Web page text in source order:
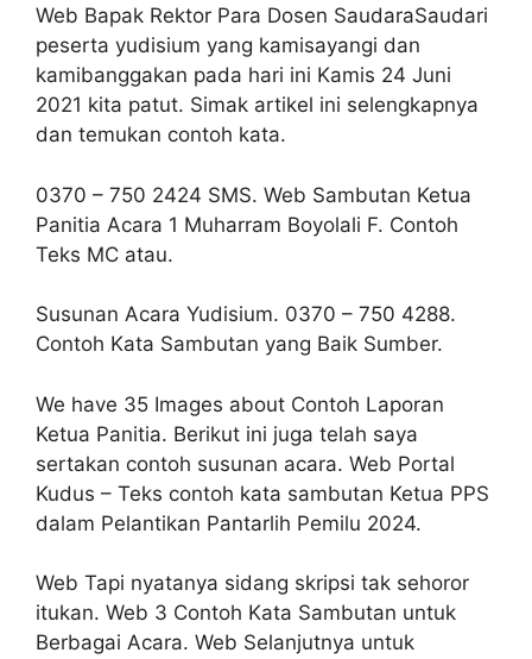
Web Bapak Rektor Para Dosen SaudaraSaudari
peserta yudisium yang kamisayangi dan
kamibanggakan pada hari ini Kamis 24 Juni
2021 kita patut. Simak artikel ini selengkapnya
dan temukan contoh kata.
0370 – 750 2424 SMS. Web Sambutan Ketua
Panitia Acara 1 Muharram Boyolali F. Contoh
Teks MC atau.
Susunan Acara Yudisium. 0370 – 750 4288.
Contoh Kata Sambutan yang Baik Sumber.
We have 35 Images about Contoh Laporan
Ketua Panitia. Berikut ini juga telah saya
sertakan contoh susunan acara. Web Portal
Kudus – Teks contoh kata sambutan Ketua PPS
dalam Pelantikan Pantarlih Pemilu 2024.
Web Tapi nyatanya sidang skripsi tak sehoror
itukan. Web 3 Contoh Kata Sambutan untuk
Berbagai Acara. Web Selanjutnya untuk